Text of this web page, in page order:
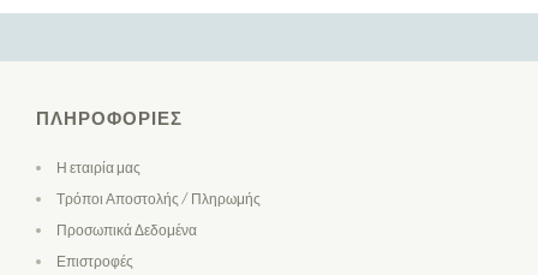
ΠΛΗΡΟΦΟΡΊΕΣ
Η εταιρία μας
Τρόποι Αποστολής / Πληρωμής
Προσωπικά Δεδομένα
Επιστροφές